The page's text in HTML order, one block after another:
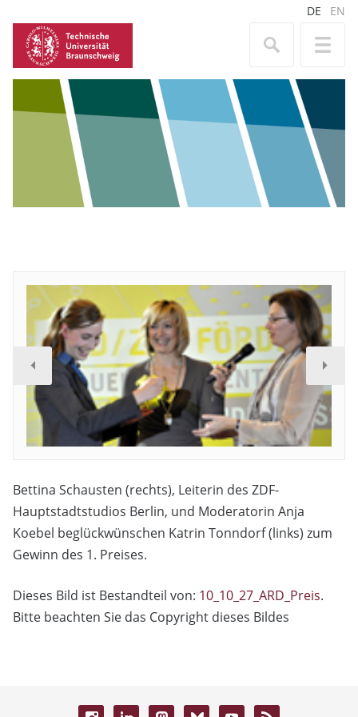
DE EN
Bettina Schausten (rechts), Leiterin des ZDF-
Hauptstadtstudios Berlin, und Moderatorin Anja
Koebel beglückwünschen Katrin Tonndorf (links) zum
Gewinn des 1. Preises.
Dieses Bild ist Bestandteil von: 10_10_27_ARD_Preis.
Bitte beachten Sie das Copyright dieses Bildes